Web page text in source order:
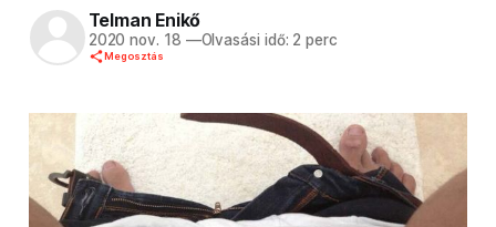
Telman Enikő
2020 nov. 18 —Olvasási idő: 2 perc
Megosztás